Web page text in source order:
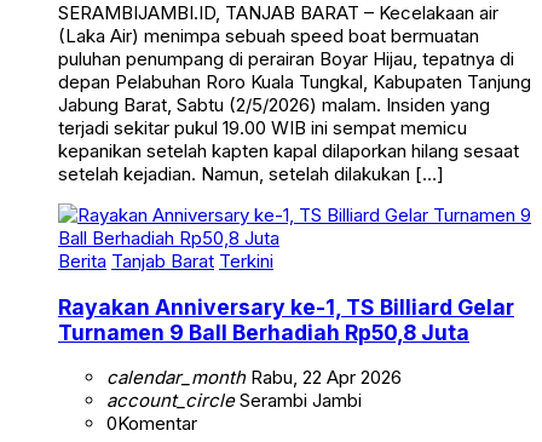
SERAMBIJAMBI.ID, TANJAB BARAT – Kecelakaan air
(Laka Air) menimpa sebuah speed boat bermuatan
puluhan penumpang di perairan Boyar Hijau, tepatnya di
depan Pelabuhan Roro Kuala Tungkal, Kabupaten Tanjung
Jabung Barat, Sabtu (2/5/2026) malam. Insiden yang
terjadi sekitar pukul 19.00 WIB ini sempat memicu
kepanikan setelah kapten kapal dilaporkan hilang sesaat
setelah kejadian. Namun, setelah dilakukan […]
Berita Tanjab Barat Terkini
Rayakan Anniversary ke-1, TS Billiard Gelar
Turnamen 9 Ball Berhadiah Rp50,8 Juta
calendar_monthRabu, 22 Apr 2026
account_circleSerambi Jambi
0Komentar